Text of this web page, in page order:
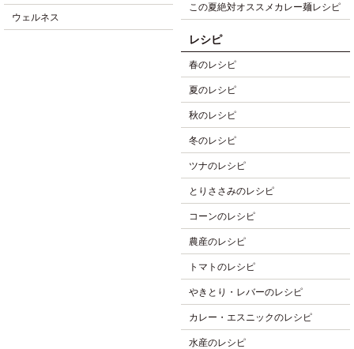
ウェルネス
この夏絶対オススメカレー麺レシピ
レシピ
春のレシピ
夏のレシピ
秋のレシピ
冬のレシピ
ツナのレシピ
とりささみのレシピ
コーンのレシピ
農産のレシピ
トマトのレシピ
やきとり・レバーのレシピ
カレー・エスニックのレシピ
水産のレシピ